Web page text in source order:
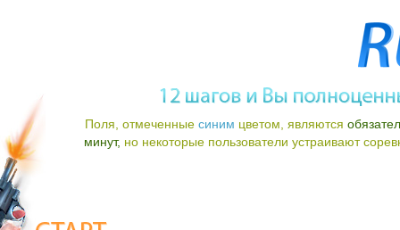
Поля, отмеченные синим цветом, являются
минут, но некоторые пользователи устраивают